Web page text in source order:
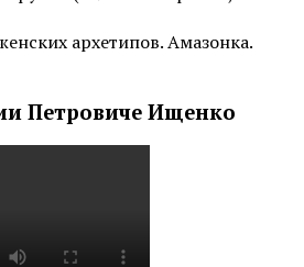
архетипов. Амазонка.
Петровиче Ищенко